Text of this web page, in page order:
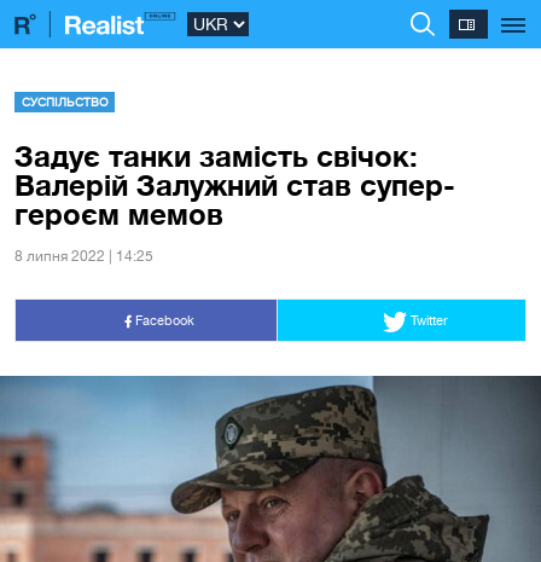
СУСПІЛЬСТВО
Задує танки замість свічок:
Валерій Залужний став супер-
героєм мемов
8 липня 2022 | 14:25
Facebook Twitter